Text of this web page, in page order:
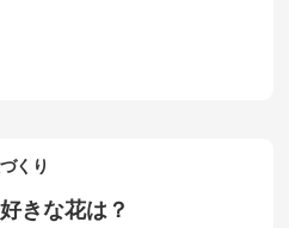
くり
きな花は？